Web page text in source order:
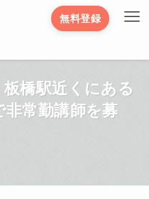
無料登録
板橋駅近くにある
常勤講師を募